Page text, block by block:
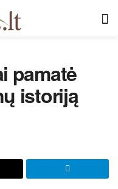
pamatė
istoriją